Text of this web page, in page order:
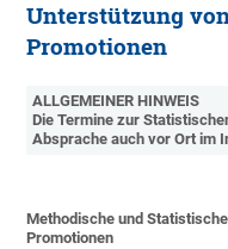
Unterstützung
Promotionen
ALLGEMEINER HINWEIS
Die Termine zur
Absprache auch vor Ort im
Methodischeund
Promotionen